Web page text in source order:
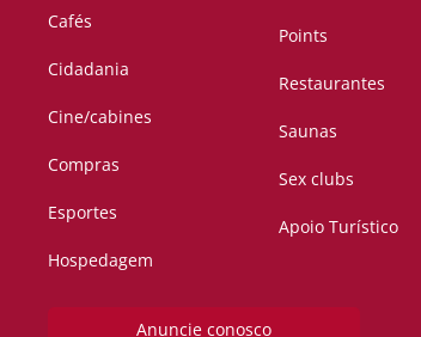
Cafés
Cidadania
Cine/cabines
Compras
Esportes
Hospedagem
Points
Restaurantes
Saunas
Sex clubs
Apoio Turístico
Anuncie conosco